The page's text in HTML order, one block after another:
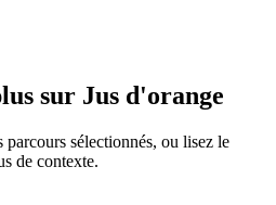
sur Jus d'orange
sélectionnés, ou lisez le
de contexte.